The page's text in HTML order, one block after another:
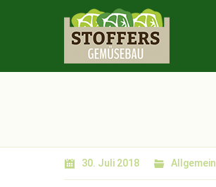
30. Juli 2018 Allgemein